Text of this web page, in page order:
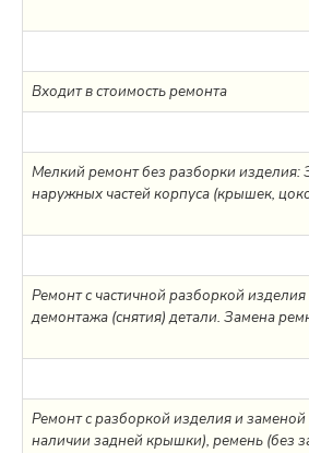
Входит в стоимость ремонта
Мелкий ремонт без разборки изделия:
наружных частей корпуса (крышек,
Ремонт с частичной разборкой
демонтажа (снятия) детали. Замена
Ремонт с разборкой изделия и
наличии задней крышки), ремень (без